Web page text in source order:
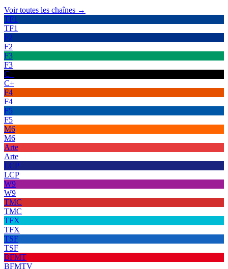
Voir toutes les chaînes →
TF1
TF1
F2
F2
F3
F3
C+
C+
F4
F4
F5
F5
M6
M6
Arte
Arte
LCP
LCP
W9
W9
TMC
TMC
TFX
TFX
TSF
TSF
BFMT
BFMTV